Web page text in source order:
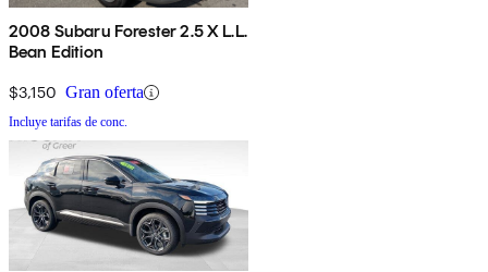
2008 Subaru Forester 2.5 X L.L.
Bean Edition
$3,150 Gran oferta
Incluye tarifas de conc.